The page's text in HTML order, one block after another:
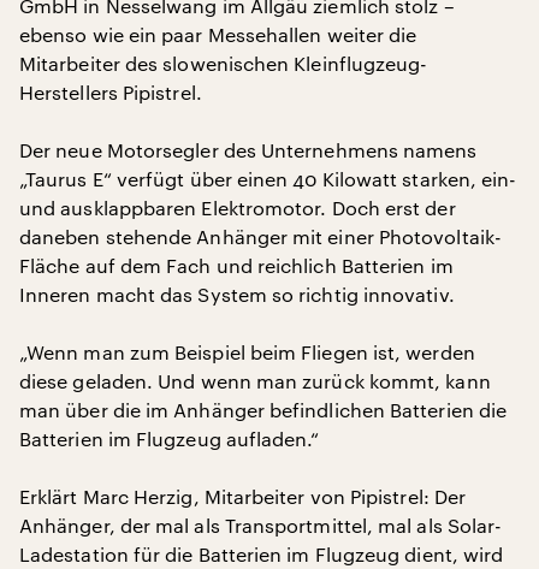
GmbH in Nesselwang im Allgäu ziemlich stolz –
ebenso wie ein paar Messehallen weiter die
Mitarbeiter des slowenischen Kleinflugzeug-
Herstellers Pipistrel.
Der neue Motorsegler des Unternehmens namens
„Taurus E“ verfügt über einen 40 Kilowatt starken, ein-
und ausklappbaren Elektromotor. Doch erst der
daneben stehende Anhänger mit einer Photovoltaik-
Fläche auf dem Fach und reichlich Batterien im
Inneren macht das System so richtig innovativ.
„Wenn man zum Beispiel beim Fliegen ist, werden
diese geladen. Und wenn man zurück kommt, kann
man über die im Anhänger befindlichen Batterien die
Batterien im Flugzeug aufladen.“
Erklärt Marc Herzig, Mitarbeiter von Pipistrel: Der
Anhänger, der mal als Transportmittel, mal als Solar-
Ladestation für die Batterien im Flugzeug dient, wird